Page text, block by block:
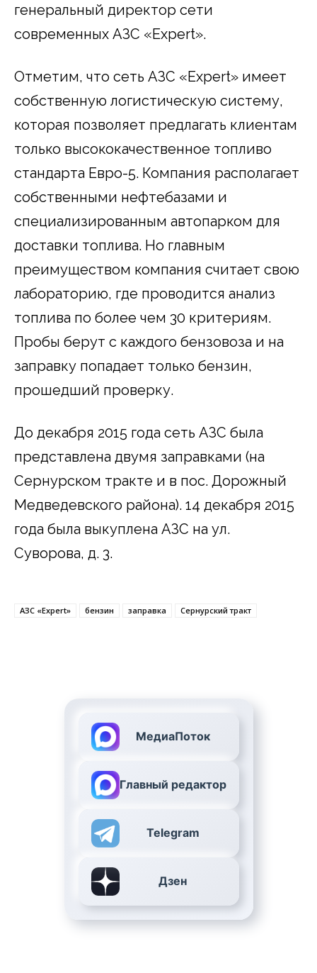
генеральный директор сети
современных АЗС «Expert».
Отметим, что сеть АЗС «Expert» имеет
собственную логистическую систему,
которая позволяет предлагать клиентам
только высококачественное топливо
стандарта Евро-5. Компания располагает
собственными нефтебазами и
специализированным автопарком для
доставки топлива. Но главным
преимуществом компания считает свою
лабораторию, где проводится анализ
топлива по более чем 30 критериям.
Пробы берут с каждого бензовоза и на
заправку попадает только бензин,
прошедший проверку.
До декабря 2015 года сеть АЗС была
представлена двумя заправками (на
Сернурском тракте и в пос. Дорожный
Медведевского района). 14 декабря 2015
года была выкуплена АЗС на ул.
Суворова, д. 3.
АЗС «Expert» бензин заправка Сернурский тракт
МедиаПоток
Главный редактор
Telegram
Дзен